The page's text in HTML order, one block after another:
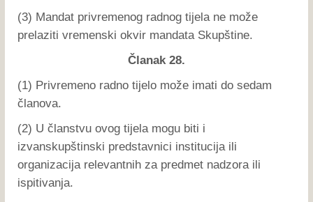
(3) Mandat privremenog radnog tijela ne može
prelaziti vremenski okvir mandata Skupštine.
Članak 28.
(1) Privremeno radno tijelo može imati do sedam
članova.
(2) U članstvu ovog tijela mogu biti i
izvanskupštinski predstavnici institucija ili
organizacija relevantnih za predmet nadzora ili
ispitivanja.